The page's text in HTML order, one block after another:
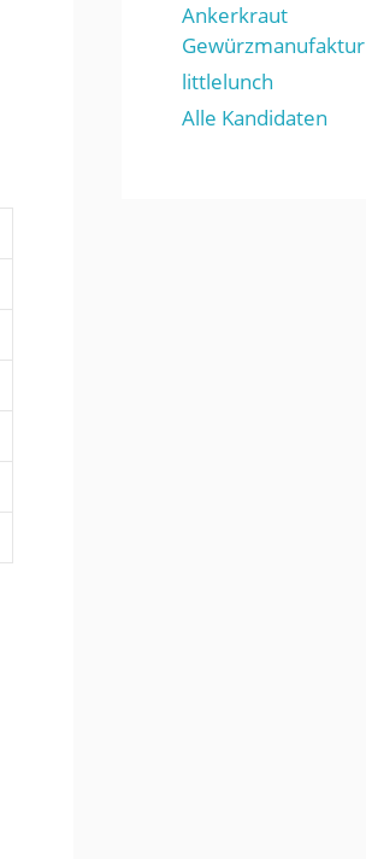
Ankerkraut
Gewürzmanufaktur
littlelunch
Alle Kandidaten